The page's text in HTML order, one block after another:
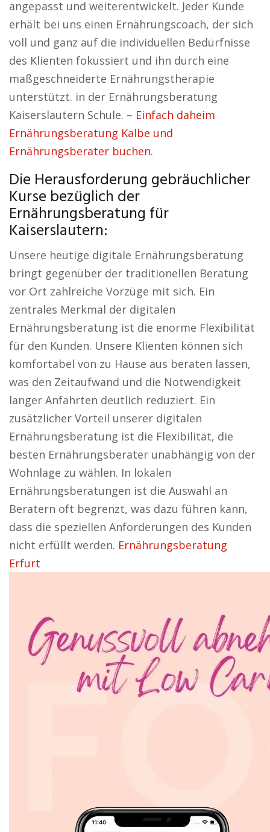
angepasst und weiterentwickelt. Jeder Kunde
erhält bei uns einen Ernährungscoach, der sich
voll und ganz auf die individuellen Bedürfnisse
des Klienten fokussiert und ihn durch eine
maßgeschneiderte Ernährungstherapie
unterstützt. in der Ernährungsberatung
Kaiserslautern Schule. – Einfach daheim
Ernährungsberatung Kalbe und
Ernährungsberater buchen.
Die Herausforderung gebräuchlicher
Kurse bezüglich der
Ernährungsberatung für
Kaiserslautern:
Unsere heutige digitale Ernährungsberatung
bringt gegenüber der traditionellen Beratung
vor Ort zahlreiche Vorzüge mit sich. Ein
zentrales Merkmal der digitalen
Ernährungsberatung ist die enorme Flexibilität
für den Kunden. Unsere Klienten können sich
komfortabel von zu Hause aus beraten lassen,
was den Zeitaufwand und die Notwendigkeit
langer Anfahrten deutlich reduziert. Ein
zusätzlicher Vorteil unserer digitalen
Ernährungsberatung ist die Flexibilität, die
besten Ernährungsberater unabhängig von der
Wohnlage zu wählen. In lokalen
Ernährungsberatungen ist die Auswahl an
Beratern oft begrenzt, was dazu führen kann,
dass die speziellen Anforderungen des Kunden
nicht erfüllt werden. Ernährungsberatung
Erfurt